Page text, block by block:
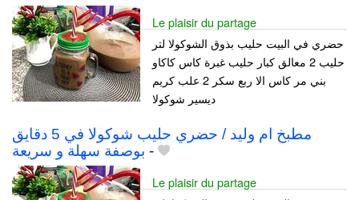
Le plaisir du partage
حضري في البيت حليب بذوق الشوكولا لتر
حليب 2 معالق كبار حليب غبرة كاس كاكاو
بني مر كاس الا ربع سكر 2 علب كريم
ديسير شوكولا
مطبخ ام وليد / حضري حليب شوكولا في 5 دقايق
بوصفة سهلة و سريعة -
Le plaisir du partage